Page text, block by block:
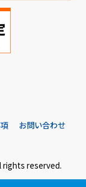
お問い合わせ
rights reserved.